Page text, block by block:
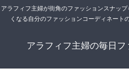
アラフィフ主婦が街角のファッションスナッ
くなる自分のファッションコーディネート
アラフィフ主婦の毎日